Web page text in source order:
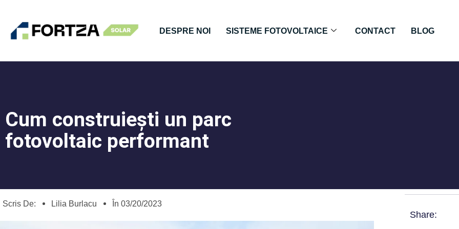
DESPRE NOI SISTEME FOTOVOLTAICE CONTACT BLOG
Cum construiești un parc
fotovoltaic performant
Scris De: Lilia Burlacu În 03/20/2023
Share: